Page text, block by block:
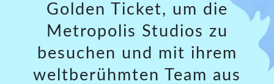
Golden Ticket, um die
Metropolis Studios zu
besuchen und mit ihrem
weltberühmten Team aus